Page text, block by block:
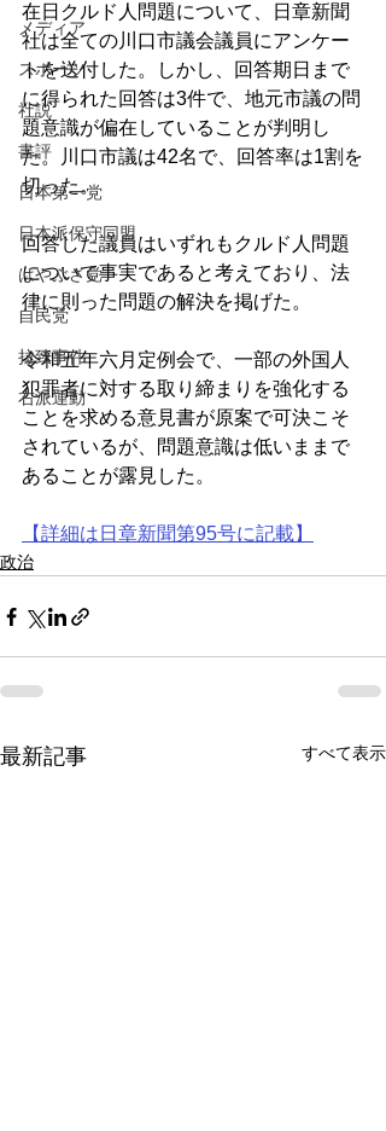
メディア
スポーツ
社説
書評
日本第一党
日本派保守同盟
はやぶさ党
自民党
拉致事件
右派運動
在日クルド人問題について、日章新聞
社は全ての川口市議会議員にアンケー
トを送付した。しかし、回答期日まで
に得られた回答は3件で、地元市議の問
題意識が偏在していることが判明し
た。川口市議は42名で、回答率は1割を
切った。
回答した議員はいずれもクルド人問題
について事実であると考えており、法
律に則った問題の解決を掲げた。
令和五年六月定例会で、一部の外国人
犯罪者に対する取り締まりを強化する
ことを求める意見書が原案で可決こそ
されているが、問題意識は低いままで
あることが露見した。
【詳細は日章新聞第95号に記載】
政治
最新記事 すべて表示